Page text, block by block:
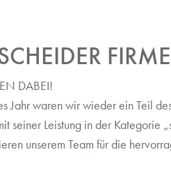
DABEI!
Jahr waren wir wieder ein Teil
seiner Leistung in der Kategorie
unserem Team für die